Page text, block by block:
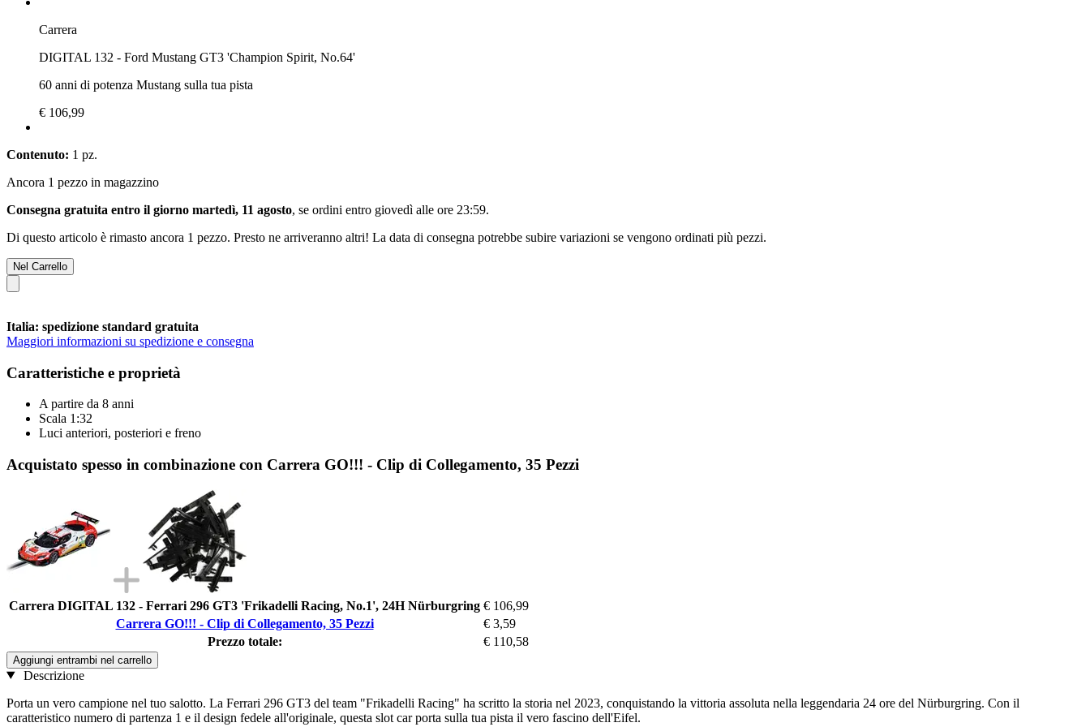
Carrera
DIGITAL 132 - Ford Mustang GT3 'Champion Spirit, No.64'
60 anni di potenza Mustang sulla tua pista
€ 106,99
Contenuto: 1 pz.
Ancora 1 pezzo in magazzino
Consegna gratuita entro il giorno martedì, 11 agosto, se ordini entro giovedì alle ore 23:59.
Di questo articolo è rimasto ancora 1 pezzo. Presto ne arriveranno altri! La data di consegna potrebbe subire variazioni se vengono ordinati più pezzi.
Nel Carrello
Italia: spedizione standard gratuita
Maggiori informazioni su spedizione e consegna
Caratteristiche e proprietà
A partire da 8 anni
Scala 1:32
Luci anteriori, posteriori e freno
Acquistato spesso in combinazione con Carrera GO!!! - Clip di Collegamento, 35 Pezzi
Carrera DIGITAL 132 - Ferrari 296 GT3 'Frikadelli Racing, No.1', 24H Nürburgring € 106,99
Carrera GO!!! - Clip di Collegamento, 35 Pezzi
€ 3,59
Prezzo totale:
€ 110,58
Aggiungi entrambi nel carrello
Descrizione
Porta un vero campione nel tuo salotto. La Ferrari 296 GT3 del team "Frikadelli Racing" ha scritto la storia nel 2023, conquistando la vittoria assoluta nella leggendaria 24 ore del Nürburgring. Con il
caratteristico numero di partenza 1 e il design fedele all'originale, questa slot car porta sulla tua pista il vero fascino dell'Eifel.